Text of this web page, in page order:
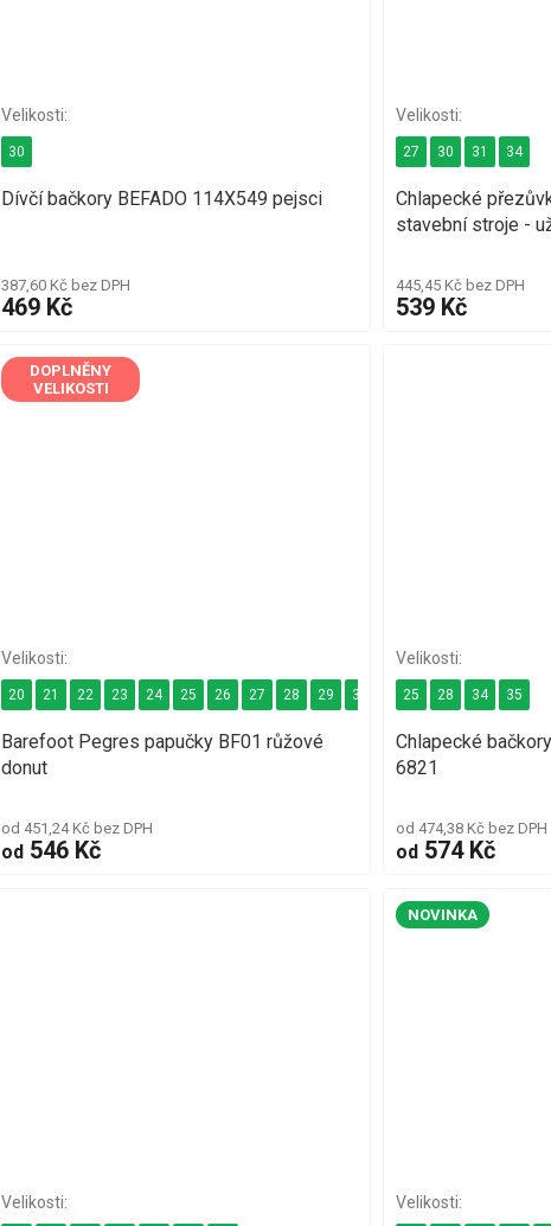
Dívčí bačkory BEFADO 114X549 pejsci
387,60 Kč bez DPH
469 Kč
30
Chlapecké
stavební stroje -
445,45 Kč bez DPH
539 Kč
27 30 31 34
DOPLNĚNY
VELIKOSTI
Barefoot Pegres papučky BF01 růžové
donut
od 451,24 Kč bez DPH
od 546 Kč
20 21 22 23 24 25 26 27 28 29 30 31 32
Chlapecké
6821
od 474,38 Kč bez DPH
od574 Kč
25 28 34 35
NOVINKA